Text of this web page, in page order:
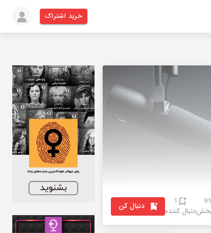
خرید اشتراک
95
1
دنبال کننده دنبال کن